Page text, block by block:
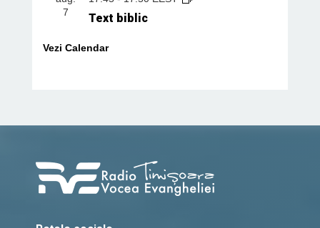
7
Text biblic
Vezi Calendar